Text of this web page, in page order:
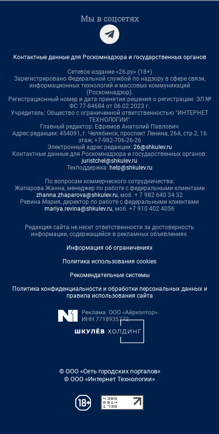
Мы в соцсетях
Контактные данные для Роскомнадзора и государственных органов
Сетевое издание «26.ру» (18+)
Зарегистрировано Федеральной службой по надзору в сфере связи,
информационных технологий и массовых коммуникаций
(Роскомнадзор).
Регистрационный номер и дата принятия решения о регистрации: ЭЛ №
ФС 77-84684 от 06.02.2023 г.
Учредитель: Общество с ограниченной ответственностью "ИНТЕРНЕТ
ТЕХНОЛОГИИ"
Главный редактор: Ефремов Анатолий Павлович
Адрес редакции: 454091, г. Челябинск, проспект Ленина, 26А, стр.2, 16
этаж, +7-982-706-26-26
Электронный адрес редакции: 26@shkulev.ru
Контактные данные для Роскомнадзора и государственных органов:
juristchel@shkulev.ru
Техподдержка: help@shkulev.ru
По вопросам коммерческого сотрудничества:
Жапарова Жанна, менеджер по работе с федеральными клиентами
zhanna.zhaparova@shkulev.ru, моб. + 7 982 640 34 32
Ревина Мария, директор по работе с федеральными клиентами
mariya.revina@shkulev.ru, моб. +7 910 402 4056
Редакция сайта не несет ответственности за достоверность
информации, содержащейся в рекламных объявлениях.
Информация об ограничениях
Политика использования cookies
Рекомендательные системы
Политика конфиденциальности и обработки персональных данных и
правила использования сайта
© ООО «Сеть городских порталов»
© ООО «Интернет Технологии»